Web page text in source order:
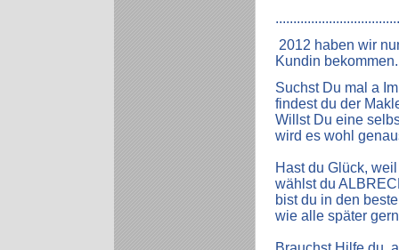
2012 haben wir
Kundin
Suchst Du mal a
findest du der
Willst Du eine
wird es wohl
Hast du Glück,
wählst du
bist du in den
wie alle später